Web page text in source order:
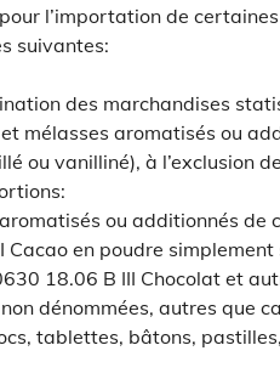
l’importation de
suivantes:
des marchandises
mélasses aromatisés ou
ou vanilliné), à l’exclusion
ou additionnés de
en poudre
18.06 B III Chocolat et
dénommées, autres que
tablettes, bâtons,